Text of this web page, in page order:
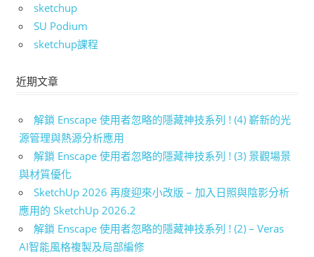
sketchup
SU Podium
sketchup課程
近期文章
解鎖 Enscape 使用者忽略的隱藏神技系列 ! (4) 嶄新的光
源管理與熱源分析應用
解鎖 Enscape 使用者忽略的隱藏神技系列 ! (3) 景觀場景
與材質優化
SketchUp 2026 再度迎來小改版 – 加入日照與陰影分析
應用的 SketchUp 2026.2
解鎖 Enscape 使用者忽略的隱藏神技系列 ! (2) – Veras
AI智能風格複製及局部編修